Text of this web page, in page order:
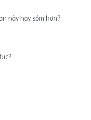
này hay sớm hơn?